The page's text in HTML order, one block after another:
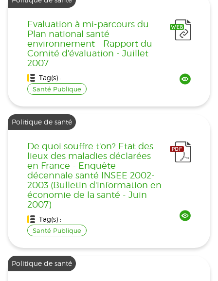
Evaluation à mi-parcours du
Plan national santé
environnement - Rapport du
Comité d'évaluation - Juillet
2007
Tag(s) :
Santé Publique
Politique de santé
De quoi souffre t'on? Etat des
lieux des maladies déclarées
en France - Enquête
décennale santé INSEE 2002-
2003 (Bulletin d'information en
économie de la santé - Juin
2007)
Tag(s) :
Santé Publique
Politique de santé